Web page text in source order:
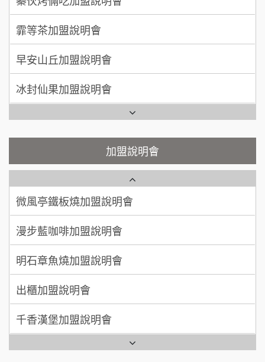
加盟預算
何 先生/小姐
加盟預算
呂 先生/小姐
加盟預算 200萬~400萬
顏 先生/小姐 台北市
廖 先生/小姐 高雄市
加盟預算
早安山丘加盟說明會
冰封仙果加盟說明會
Ramble Café 漫步藍咖啡加盟說明會
微風亭鐵板燒加盟說明會
【曉妍美妝】誠徵行政櫃檯
自助洗衣店誠徵代洗收送人員(台中市)
MUSHEN徵SPA美容芳療師
日十。早午食加盟說明會
拾鑶火鍋加盟說明會
全家加盟說明會
加盟說明會
手作功夫茶加盟說明會
SHARE TEA歇腳亭加盟說明會
潮味決-湯滷專門店加盟說明會
微風亭鐵板燒加盟說明會
漫步藍咖啡加盟說明會
明石章魚燒加盟說明會
出櫃加盟說明會
千香漢堡加盟說明會
七盞茶加盟說明會
拉亞漢堡加盟說明會